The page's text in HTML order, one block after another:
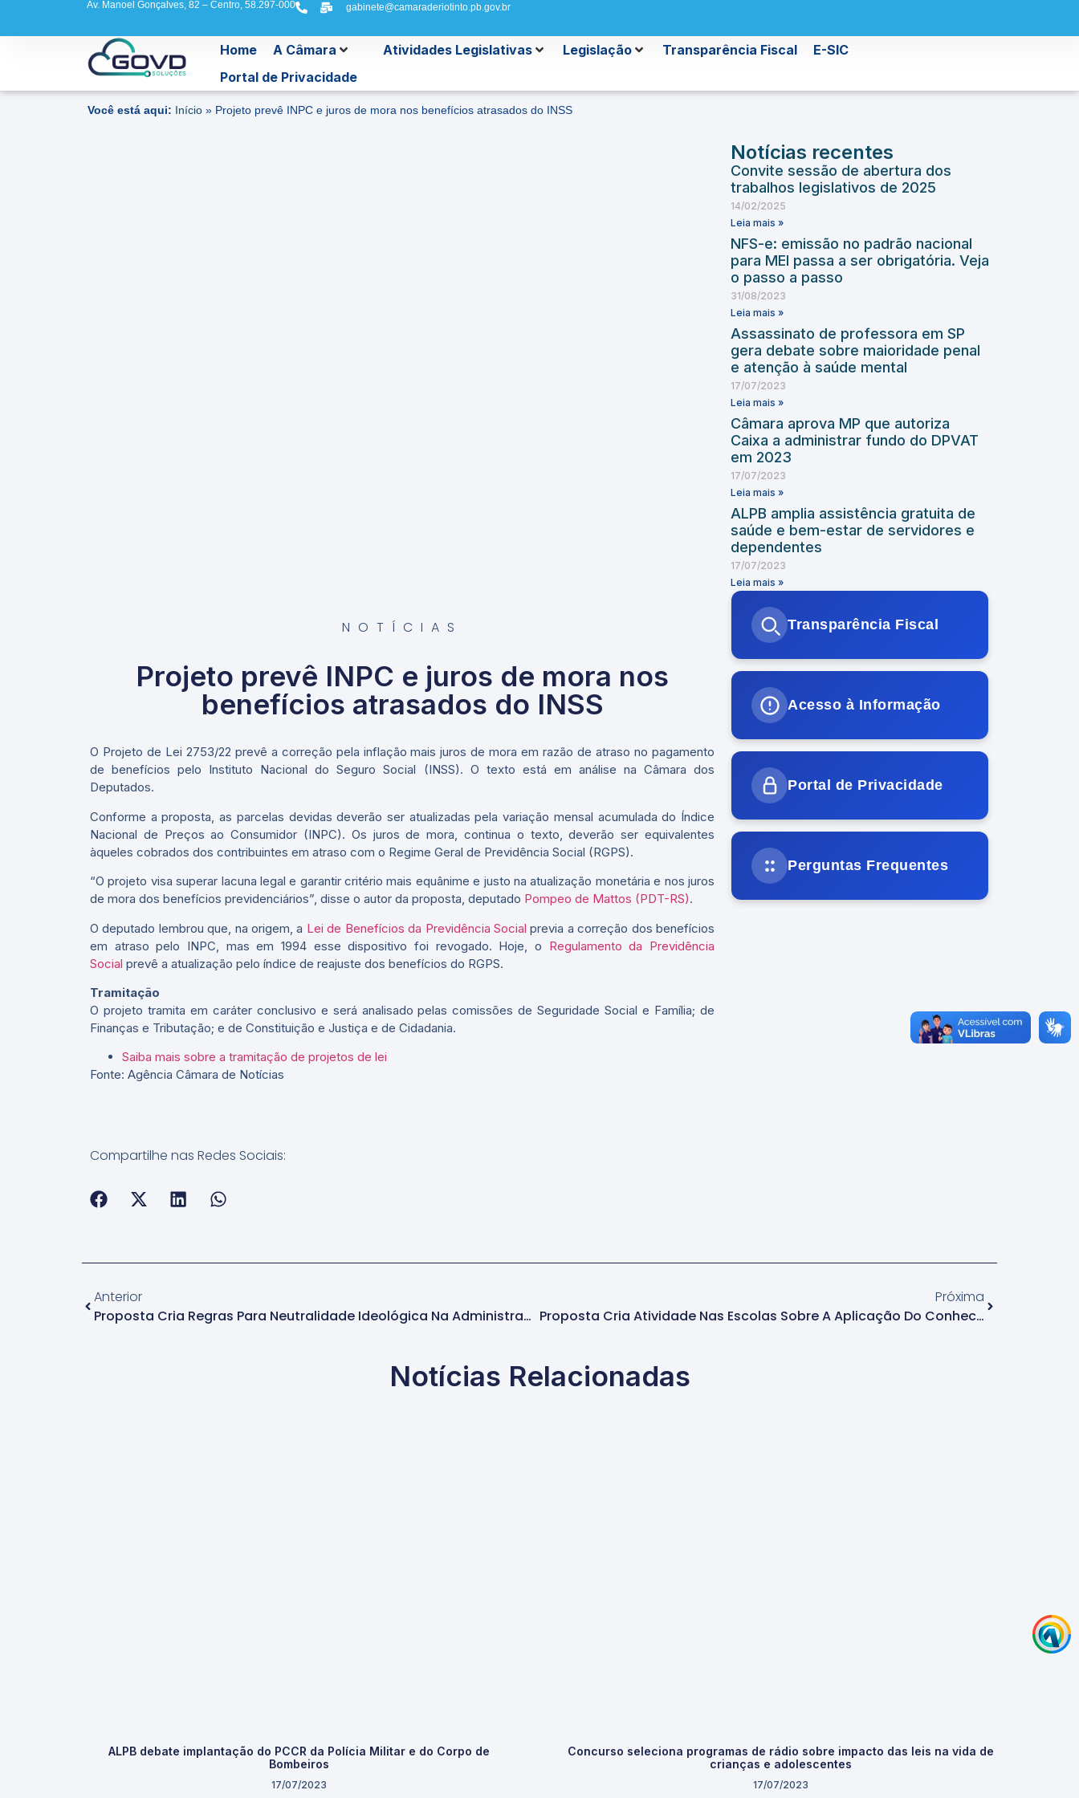
Av. Manoel Gonçalves, 82 – Centro, 58.297-000 gabinete@camaraderiotinto.pb.gov.br
Home A Câmara Atividades Legislativas Legislação Transparência Fiscal
E-SIC
Portal de Privacidade
Você está aqui: Início » Projeto prevê INPC e juros de mora nos benefícios atrasados do INSS
NOTÍCIAS
Projeto prevê INPC e juros de mora nos
benefícios atrasados do INSS
O Projeto de Lei 2753/22 prevê a correção pela inflação mais juros de mora em razão de atraso no pagamento
de benefícios pelo Instituto Nacional do Seguro Social (INSS). O texto está em análise na Câmara dos
Deputados.
Conforme a proposta, as parcelas devidas deverão ser atualizadas pela variação mensal acumulada do Índice
Nacional de Preços ao Consumidor (INPC). Os juros de mora, continua o texto, deverão ser equivalentes
àqueles cobrados dos contribuintes em atraso com o Regime Geral de Previdência Social (RGPS).
“O projeto visa superar lacuna legal e garantir critério mais equânime e justo na atualização monetária e nos juros
de mora dos benefícios previdenciários”, disse o autor da proposta, deputado Pompeo de Mattos (PDT-RS).
O deputado lembrou que, na origem, a Lei de Benefícios da Previdência Social previa a correção dos benefícios
em atraso pelo INPC, mas em 1994 esse dispositivo foi revogado. Hoje, o Regulamento da Previdência
Social prevê a atualização pelo índice de reajuste dos benefícios do RGPS.
Tramitação
O projeto tramita em caráter conclusivo e será analisado pelas comissões de Seguridade Social e Família; de
Finanças e Tributação; e de Constituição e Justiça e de Cidadania.
Saiba mais sobre a tramitação de projetos de lei
Fonte: Agência Câmara de Notícias
Compartilhe nas Redes Sociais:
Notícias recentes
Convite sessão de abertura dos
trabalhos legislativos de 2025
14/02/2025
Leia mais »
NFS-e: emissão no padrão nacional
para MEI passa a ser obrigatória. Veja
o passo a passo
31/08/2023
Leia mais »
Assassinato de professora em SP
gera debate sobre maioridade penal
e atenção à saúde mental
17/07/2023
Leia mais »
Câmara aprova MP que autoriza
Caixa a administrar fundo do DPVAT
em 2023
17/07/2023
Leia mais »
ALPB amplia assistência gratuita de
saúde e bem-estar de servidores e
dependentes
17/07/2023
Leia mais »
Transparência Fiscal
Acesso à Informação
Portal de Privacidade
Perguntas Frequentes
Anterior
Proposta Cria Regras Para Neutralidade Ideológica Na Administração Pública
Próxima
Proposta Cria Atividade Nas Escolas Sobre A Aplicação Do Conhecimento Nas Diferentes Profissões
Notícias Relacionadas
ALPB debate implantação do PCCR da Polícia Militar e do Corpo de
Bombeiros
17/07/2023
Concurso seleciona programas de rádio sobre impacto das leis na vida de
crianças e adolescentes
17/07/2023